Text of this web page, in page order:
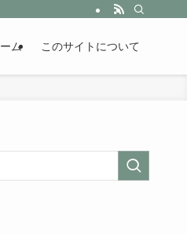
です。
ム このサイトについて